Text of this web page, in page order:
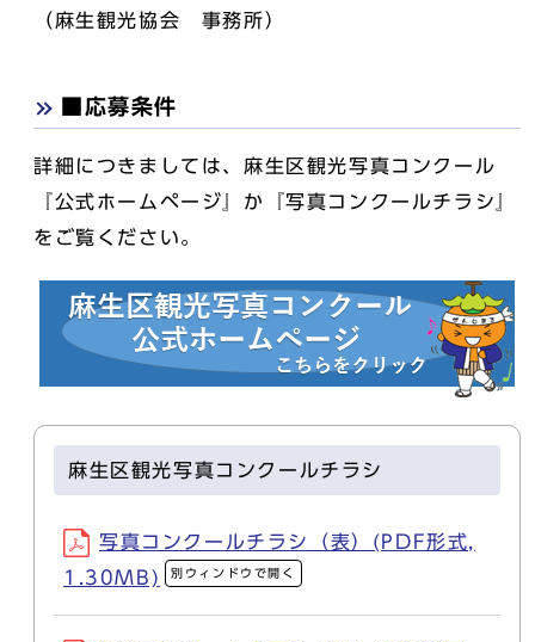
（麻生観光協会 事務所）
■応募条件
詳細につきましては、麻生区観光写真コンクール
『公式ホームページ』か『写真コンクールチラシ』
をご覧ください。
麻生区観光写真コンクールチラシ
写真コンクールチラシ（表）(PDF形式,
1.30MB)
別ウィンドウで開く